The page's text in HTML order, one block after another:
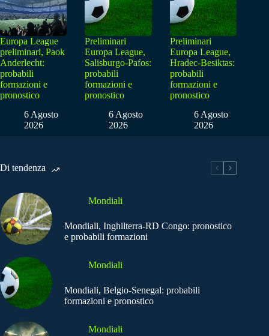
Europa League
preliminari, Paok
Anderlecht:
probabili
formazioni e
pronostico
6 Agosto
2026
Preliminari
Europa League,
Salisburgo-Pafos:
probabili
formazioni e
pronostico
6 Agosto
2026
Preliminari
Europa League,
Hradec-Besiktas:
probabili
formazioni e
pronostico
6 Agosto
2026
Di tendenza
Mondiali
Mondiali, Inghilterra-RD Congo: pronostico
e probabili formazioni
Mondiali
Mondiali, Belgio-Senegal: probabili
formazioni e pronostico
Mondiali